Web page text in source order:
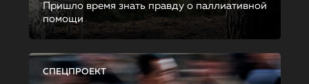
Пришло время знать правду о паллиативной
помощи
СПЕЦПРОЕКТ